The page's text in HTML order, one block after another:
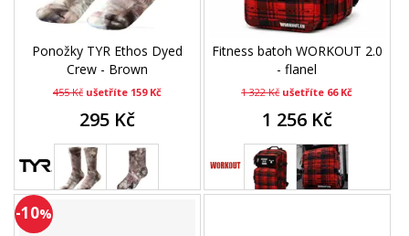
Ponožky TYR Ethos Dyed
Crew - Brown
455 Kč ušetříte 159 Kč
295 Kč
Fitness batoh WORKOUT 2.0
- flanel
1 322 Kč ušetříte 66 Kč
1 256 Kč
-10%